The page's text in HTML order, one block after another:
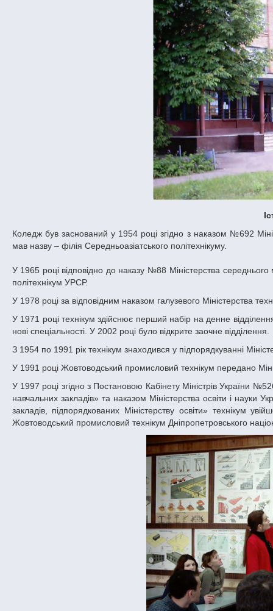
Коледж був заснований у 1954 році згідно з наказом №692
мав назву – філія Середньоазіатського політехнікуму.
У 1965 році відповідно до наказу №88 Міністерства
політехнікум УРСР.
У 1978 році за відповідним наказом галузевого Міністерства
У 1971 році технікум здійснює перший набір на денне
нові спеціальності. У 2002 році було відкрите заочне відділення.
З 1954 по 1991 рік технікум знаходився у підпорядкуванні
У 1991 році Жовтоводський промисловий технікум передано
У 1997 році згідно з Постановою Кабінету Міністрів України
навчальних закладів» та наказом Міністерства освіти і
закладів, підпорядкованих Міністерству освіти» технікум
Жовтоводський промисловий технікум Дніпропетровського